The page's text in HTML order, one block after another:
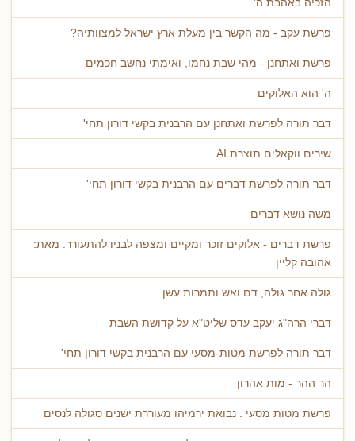
הזכיה באהבת ה'
פרשת עקב - מה הקשר בין מעלת ארץ ישראל למצוותיה?
פרשת ואתחנן - מהי שבת נחמו, ואימתי נחשב חכמים
ה' הוא האלוקים
דבר תורה לפרשת ואתחנן עם הרבנית בקשי דורון תחי'
שירים ווקאלים תוצרת AI
דבר תורה לפרשת דברים עם הרבנית בקשי דורון תחי'
משה נושא דברים
פרשת דברים - אלוקים זוכר ומקיים ומצפה לבניו להתעורר. מאת:
אהובה קליין
גולה אחר גולה, דם ואש ותמרות עשן
דברי הרה"ג יעקב עדס שליט"א על קדושת השבת
דבר תורה לפרשת מטות-מסעי עם הרבנית בקשי דורון תחי'
הר ההר - מות אהרון
פרשת מטות מסעי : נבואת ירמיהו מעוררת ישנים סגולה לנסים